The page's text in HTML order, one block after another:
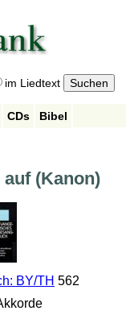
im Liedtext
CDs
Bibel
(Kanon)
BY/TH 562